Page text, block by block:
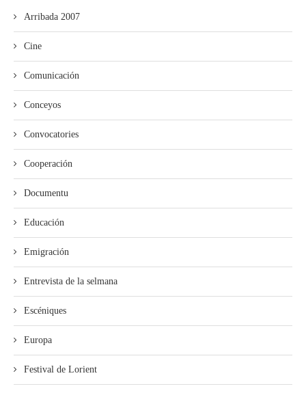
Arribada 2007
Cine
Comunicación
Conceyos
Convocatories
Cooperación
Documentu
Educación
Emigración
Entrevista de la selmana
Escéniques
Europa
Festival de Lorient